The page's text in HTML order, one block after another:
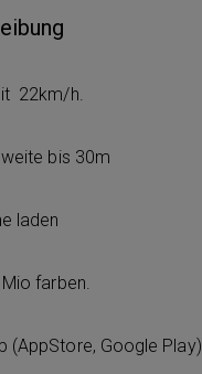
22km/h.
bis 30m
laden
Mio farben.
(AppStore, Google Play)